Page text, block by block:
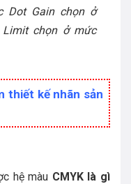
Dot Gain chọn ở
Limit chọn ở mức
thiết kế nhãn sản
hệ màu CMYK là gì